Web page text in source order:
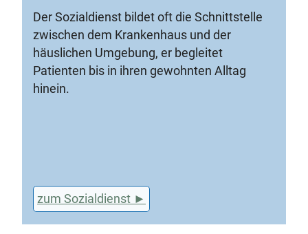
Der Sozialdienst bildet oft die Schnittstelle
zwischen dem Krankenhaus und der
häuslichen Umgebung, er begleitet
Patienten bis in ihren gewohnten Alltag
hinein.
zum Sozialdienst